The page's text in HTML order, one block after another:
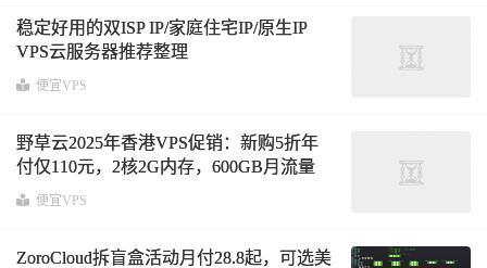
稳定好用的双ISP IP/家庭住宅IP/原生IP
VPS云服务器推荐整理
便宜VPS
野草云2025年香港VPS促销：新购5折年
付仅110元，2核2G内存，600GB月流量
@200Mbps优质线路
便宜VPS
ZoroCloud拆盲盒活动月付28.8起，可选美